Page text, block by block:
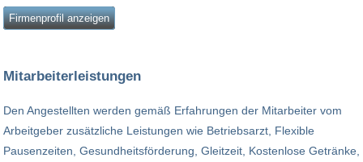
Firmenprofil anzeigen
Mitarbeiterleistungen
Den Angestellten werden gemäß Erfahrungen der Mitarbeiter vom
Arbeitgeber zusätzliche Leistungen wie Betriebsarzt, Flexible
Pausenzeiten, Gesundheitsförderung, Gleitzeit, Kostenlose Getränke,